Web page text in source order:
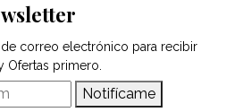
de correo electrónico para recibir
Ofertas primero.
Notifícame